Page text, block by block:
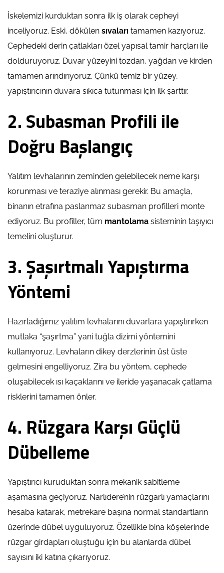
İskelemizi kurduktan sonra ilk iş olarak cepheyi
inceliyoruz. Eski, dökülen sıvaları tamamen kazıyoruz.
Cephedeki derin çatlakları özel yapısal tamir harçları ile
dolduruyoruz. Duvar yüzeyini tozdan, yağdan ve kirden
tamamen arındırıyoruz. Çünkü temiz bir yüzey,
yapıştırıcının duvara sıkıca tutunması için ilk şarttır.
2. Subasman Profili ile
Doğru Başlangıç
Yalıtım levhalarının zeminden gelebilecek neme karşı
korunması ve teraziye alınması gerekir. Bu amaçla,
binanın etrafına paslanmaz subasman profilleri monte
ediyoruz. Bu profiller, tüm mantolama sisteminin taşıyıcı
temelini oluşturur.
3. Şaşırtmalı Yapıştırma
Yöntemi
Hazırladığımız yalıtım levhalarını duvarlara yapıştırırken
mutlaka “şaşırtma” yani tuğla dizimi yöntemini
kullanıyoruz. Levhaların dikey derzlerinin üst üste
gelmesini engelliyoruz. Zira bu yöntem, cephede
oluşabilecek ısı kaçaklarını ve ileride yaşanacak çatlama
risklerini tamamen önler.
4. Rüzgara Karşı Güçlü
Dübelleme
Yapıştırıcı kuruduktan sonra mekanik sabitleme
aşamasına geçiyoruz. Narlıdere’nin rüzgarlı yamaçlarını
hesaba katarak, metrekare başına normal standartların
üzerinde dübel uyguluyoruz. Özellikle bina köşelerinde
rüzgar girdapları oluştuğu için bu alanlarda dübel
sayısını iki katına çıkarıyoruz.